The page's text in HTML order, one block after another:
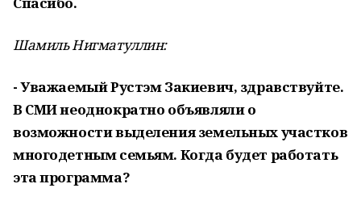
Шамиль Нигматуллин:
- Уважаемый Рустэм Закиевич, здравствуйте.
В СМИ неоднократно объявляли о
возможности выделения земельных участков
многодетным семьям. Когда будет работать
эта программа?